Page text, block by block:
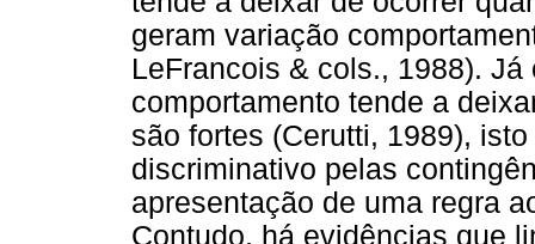
geram variação
LeFrancois & cols., 1988).
comportamento tende a
são fortes (Cerutti, 1989),
discriminativo pelas
apresentação de uma regra
Contudo, há evidências que